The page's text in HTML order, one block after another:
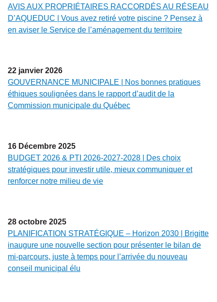
AVIS AUX PROPRIÉTAIRES RACCORDÉS AU RÉSEAU
D’AQUEDUC | Vous avez retiré votre piscine ? Pensez à
en aviser le Service de l’aménagement du territoire
22 janvier 2026
GOUVERNANCE MUNICIPALE | Nos bonnes pratiques
éthiques soulignées dans le rapport d’audit de la
Commission municipale du Québec
16 Décembre 2025
BUDGET 2026 & PTI 2026-2027-2028 | Des choix
stratégiques pour investir utile, mieux communiquer et
renforcer notre milieu de vie
28 octobre 2025
PLANIFICATION STRATÉGIQUE – Horizon 2030 | Brigitte
inaugure une nouvelle section pour présenter le bilan de
mi-parcours, juste à temps pour l’arrivée du nouveau
conseil municipal élu